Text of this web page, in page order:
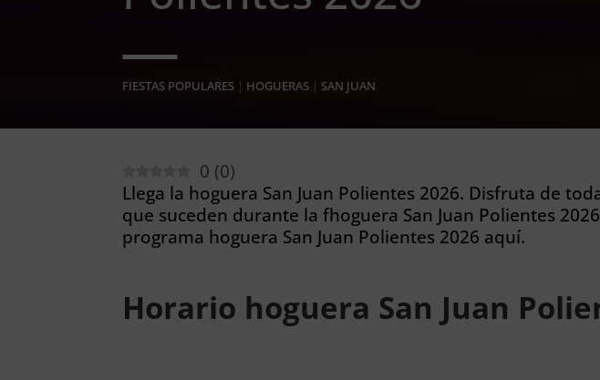
FIESTAS POPULARES | HOGUERAS | SAN JUAN
0 (0)
Llega la hoguera San Juan Polientes 2026. Disfruta de
que suceden durante la fhoguera San Juan Polientes
programa hoguera San Juan Polientes 2026 aquí.
Horario hoguera San Juan